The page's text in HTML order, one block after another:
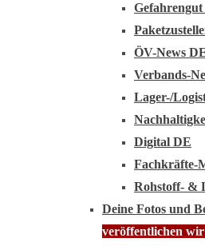
ÖV-News
Verbands-
Lager-/
Digital DE
Fachkräfte-
Rohstoff- &
Deine Fotos und
veröffentlichen